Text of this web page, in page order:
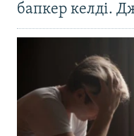
бапкер келді.